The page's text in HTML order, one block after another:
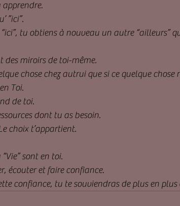
apprendre.
”ici”.
tu obtiens à nouveau un autre “ailleurs”
des miroirs de toi-même.
chose chez autrui que si ce quelque chose
Toi.
de toi.
dont tu as besoin.
choix t’appartient.
sont en toi.
écouter et faire confiance.
confiance, tu te souviendras de plus en plus